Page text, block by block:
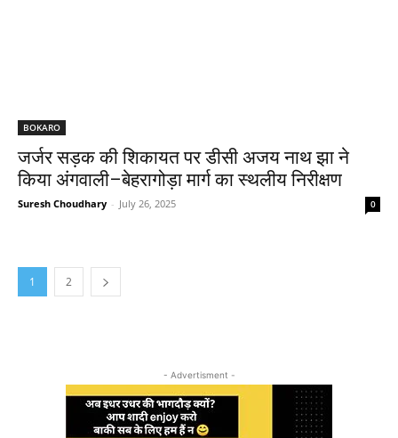
BOKARO
जर्जर सड़क की शिकायत पर डीसी अजय नाथ झा ने
किया अंगवाली–बेहरागोड़ा मार्ग का स्थलीय निरीक्षण
Suresh Choudhary - July 26, 2025 0
1 2
- Advertisment -